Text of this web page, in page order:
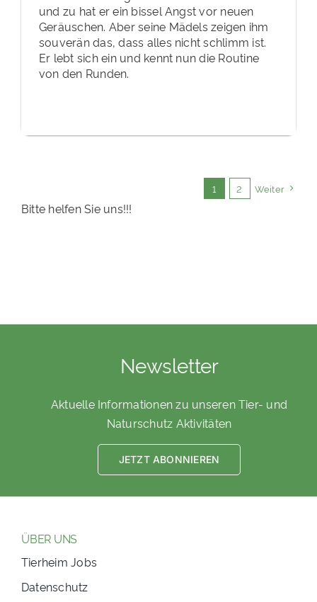
und zu hat er ein bissel Angst vor neuen
Geräuschen. Aber seine Mädels zeigen ihm
souverän das, dass alles nicht schlimm ist.
Er lebt sich ein und kennt nun die Routine
von den Runden.
1 2 Weiter
Bitte helfen Sie uns!!!
Newsletter
Aktuelle Informationen zu unseren Tier- und
Naturschutz Aktivitäten
JETZT ABONNIEREN
ÜBER UNS
Tierheim Jobs
Datenschutz